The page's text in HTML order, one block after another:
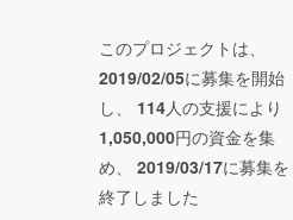
このプロジェクトは、
2019/02/05に募集を開始
し、 114人の支援により
1,050,000円の資金を集
め、 2019/03/17に募集を
終了しました